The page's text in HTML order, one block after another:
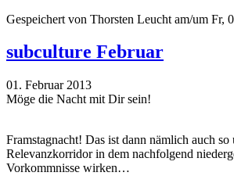
Gespeichert von Thorsten Leucht am/um Fr,
subculture Februar
01. Februar 2013
Möge die Nacht mit Dir sein!
Framstagnacht! Das ist dann nämlich auch so
Relevanzkorridor in dem nachfolgend
Vorkommnisse wirken…